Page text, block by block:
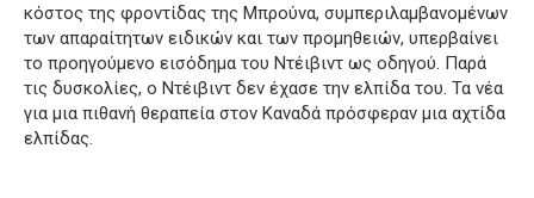
κόστος της φροντίδας της Μπρούνα, συμπεριλαμβανομένων
των απαραίτητων ειδικών και των προμηθειών, υπερβαίνει
το προηγούμενο εισόδημα του Ντέιβιντ ως οδηγού. Παρά
τις δυσκολίες, ο Ντέιβιντ δεν έχασε την ελπίδα του. Τα νέα
για μια πιθανή θεραπεία στον Καναδά πρόσφεραν μια αχτίδα
ελπίδας.